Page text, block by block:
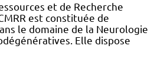
et de Recherche
est constituée de
le domaine de la Neurologie
Elle dispose